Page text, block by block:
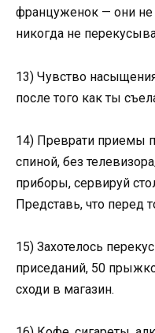
француженок — они не
никогда не
13) Чувство
после того как ты
14) Преврати приемы
спиной, без
приборы, сервируй
Представь, что перед
15) Захотелось
приседаний, 50
сходи в магазин.